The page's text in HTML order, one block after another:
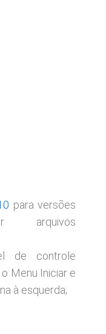
para versões
arquivos
de controle
o Menu Iniciar e
à esquerda;